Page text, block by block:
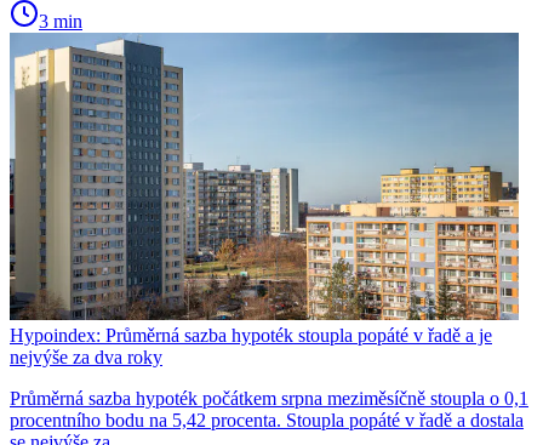
3 min
Hypoindex: Průměrná sazba hypoték stoupla popáté v řadě a je
nejvýše za dva roky
Průměrná sazba hypoték počátkem srpna meziměsíčně stoupla o 0,1
procentního bodu na 5,42 procenta. Stoupla popáté v řadě a dostala